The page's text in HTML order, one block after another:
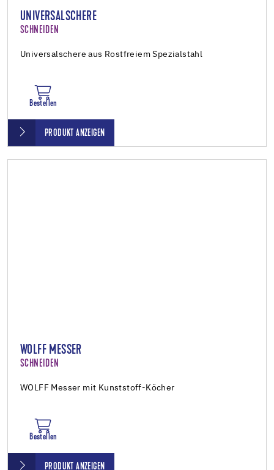
UNIVERSALSCHERE
SCHNEIDEN
Universalschere aus Rostfreiem Spezialstahl
Bestellen
PRODUKT ANZEIGEN
WOLFF MESSER
SCHNEIDEN
WOLFF Messer mit Kunststoff-Köcher
Bestellen
PRODUKT ANZEIGEN